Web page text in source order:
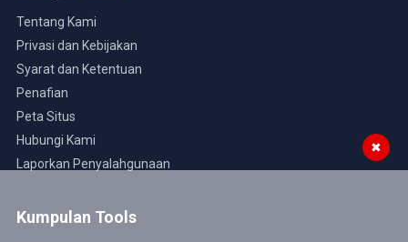
Tentang Kami
Privasi dan Kebijakan
Syarat dan Ketentuan
Penafian
Peta Situs
Hubungi Kami
Laporkan Penyalahgunaan
Kumpulan Tools
✖